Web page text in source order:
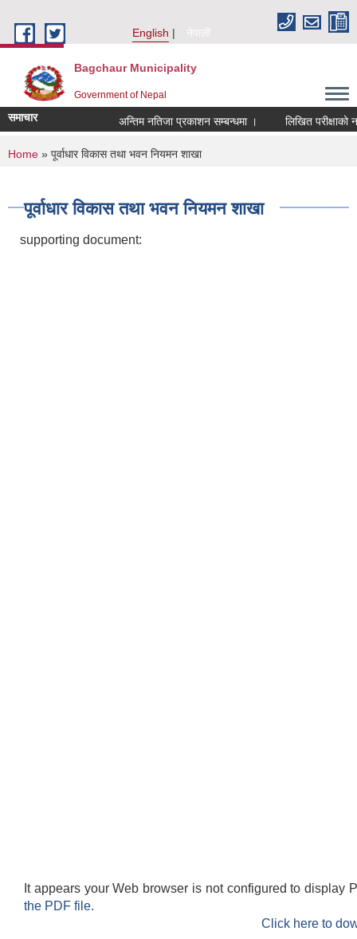
English
नेपाली
Bagchaur Municipality
Government of Nepal
समाचार अन्तिम नतिजा प्रकाशन सम्बन्धमा । लिखित परीक्षाको
You are here
Home » पूर्वाधार विकास तथा भवन नियमन शाखा
पूर्वाधार विकास तथा भवन नियमन शाखा
supporting document:
It appears your Web browser is not configured to display
the PDF file.
Click here to